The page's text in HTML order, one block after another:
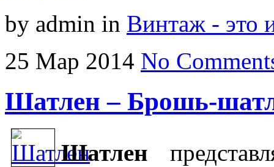
by admin in Винтаж - это
25 Мар 2014 No
Шатлен – Брошь-
Шатлен